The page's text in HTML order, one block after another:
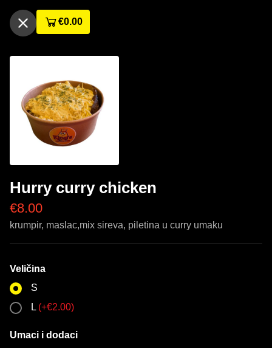
€0.00
Hurry curry chicken
€8.00
krumpir, maslac,mix sireva, piletina u curry umaku
Veličina
S
L (+€2.00)
Umaci i dodaci